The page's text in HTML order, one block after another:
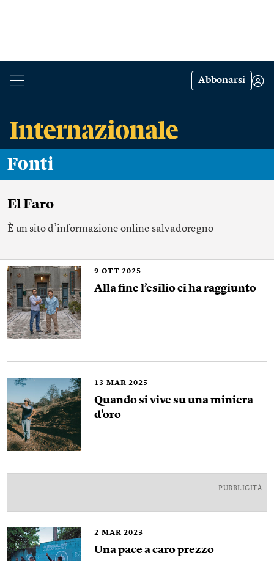
Abbonarsi
Fonti
El Faro
È unsito d’informazione online salvadoregno
9 OTT 2025
Alla fine l’esilio ci ha raggiunto
13 MAR 2025
Quando si vive su una miniera
d’oro
PUBBLICITÀ
2 MAR 2023
Una pace a caro prezzo